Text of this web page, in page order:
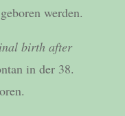
werden.
birth after
in der 38.